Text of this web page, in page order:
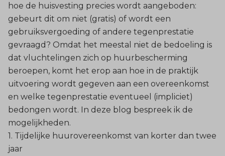
hoe de huisvesting precies wordt aangeboden:
gebeurt dit om niet (gratis) of wordt een
gebruiksvergoeding of andere tegenprestatie
gevraagd? Omdat het meestal niet de bedoeling is
dat vluchtelingen zich op huurbescherming
beroepen, komt het erop aan hoe in de praktijk
uitvoering wordt gegeven aan een overeenkomst
en welke tegenprestatie eventueel (impliciet)
bedongen wordt. In deze blog bespreek ik de
mogelijkheden.
1. Tijdelijke huurovereenkomst van korter dan twee
jaar